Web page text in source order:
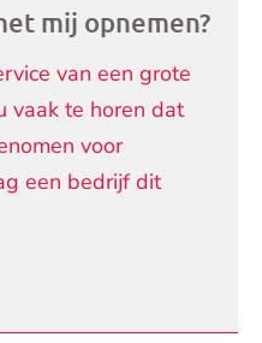
mij opnemen?
van een grote
vaak te horen dat
voor
een bedrijf dit